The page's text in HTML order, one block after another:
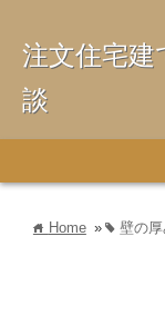
注文住宅
談
home Home » tag 壁の